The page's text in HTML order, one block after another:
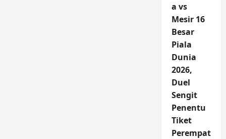
a vs
Mesir 16
Besar
Piala
Dunia
2026,
Duel
Sengit
Penentu
Tiket
Perempat